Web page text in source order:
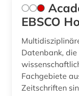
e-learning (1)
EBSCO
Datenbank,
Fachgebiete
Zeitschriften